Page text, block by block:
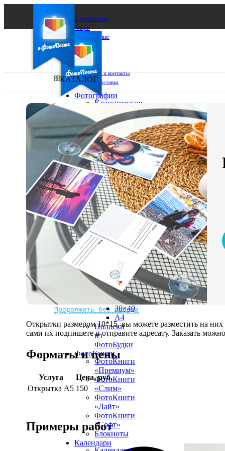
О ФотоПочте
Акции
Сделаем за вас
Бизнесу
FAQ
Франшиза
Поддержка и контакты
Оплата и доставка
Ваш город:
Ваш регион доставки
Выберите из списка:
Не нашли Ваш город?
Мы доставляем по всему миру
Продолжить без города
КАТАЛОГ
Фотографии
Классические
10х10
13х18
15х15
15х20
20х20
20х30
30х30
30х40
А4
Фото
в
рамке
10х10
10×15
13×18
15×15
15×20
20×20
20×30
30×30
30×40
A4
Полоски
из
ФотоБудки
ФотоКниги
ФотоКниги
«Премиум»
ФотоКниги
«Слим»
ФотоКниги
«Лайт»
ФотоКниги
«Софт»
Блокноты
Календари
Открытки размером 10*15, вы можете разместить на
сами их подпишете и отправите адресату. Заказать
Форматы и цены
Услуга
Цена, руб.
Открытка А5 150
Примеры работ